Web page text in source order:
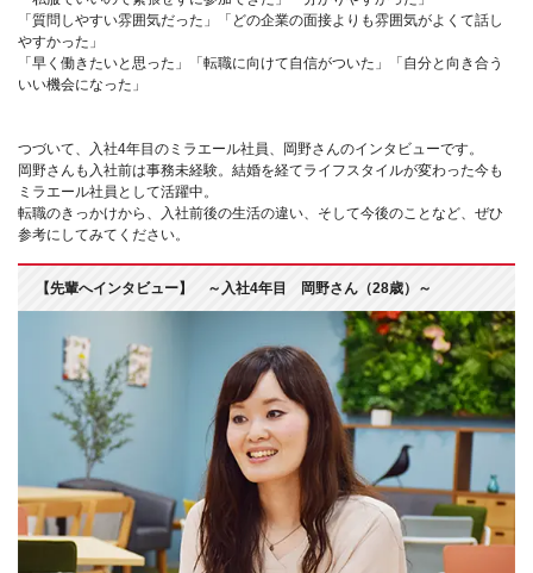
「質問しやすい雰囲気だった」「どの企業の面接よりも雰囲気がよくて話し
やすかった」
「早く働きたいと思った」「転職に向けて自信がついた」「自分と向き合う
いい機会になった」
つづいて、入社4年目のミラエール社員、岡野さんのインタビューです。
岡野さんも入社前は事務未経験。結婚を経てライフスタイルが変わった今も
ミラエール社員として活躍中。
転職のきっかけから、入社前後の生活の違い、そして今後のことなど、ぜひ
参考にしてみてください。
【先輩へインタビュー】 ～入社4年目 岡野さん（28歳）～